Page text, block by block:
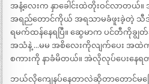
အနံ့လေးက နှာခေါင်းထဲတိုးဝင်လာတယ်
အရည်တောင်ကိုယ် အရသာမခံဖူးခဲ့တဲ့ သီဒ
ရမက်ထန်နေရပြီ။ ဆွေမာက ပင်တီကိုချွ
အသံနဲ့ …မမ အစိလေးကိုလျက်ပေး အထဲက
စကားကို နာခံမိတယ်။ အဲလိုလုပ်ပေးနေရ
ဘယ်လိုကျေနပ်နေတာလဲဆိုတာတောင်မပြ